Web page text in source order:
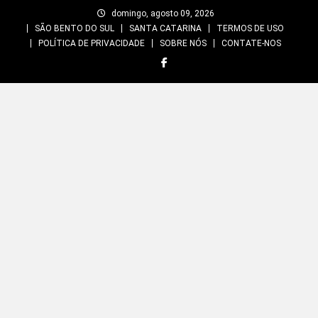
domingo, agosto 09, 2026
SÃO BENTO DO SUL
SANTA CATARINA
TERMOS DE USO
POLÍTICA DE PRIVACIDADE
SOBRE NÓS CONTATE-NOS